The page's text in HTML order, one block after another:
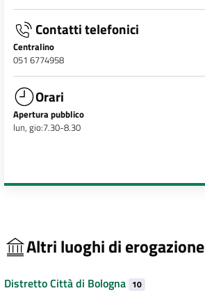
Contatti telefonici
Centralino
051 6774958
Orari
Apertura pubblico
lun, gio:7.30-8.30
Altri luoghi di erogazione
Distretto Città di Bologna 10